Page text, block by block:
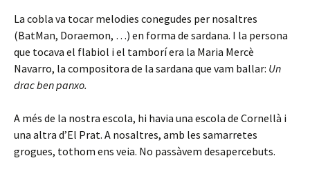
La cobla va tocar melodies conegudes per nosaltres
(BatMan, Doraemon, …) en forma de sardana. I la persona
que tocava el flabiol i el tamborí era la Maria Mercè
Navarro, la compositora de la sardana que vam ballar: Un
drac ben panxo.
A més de la nostra escola, hi havia una escola de Cornellà i
una altra d’El Prat. A nosaltres, amb les samarretes
grogues, tothom ens veia. No passàvem desapercebuts.